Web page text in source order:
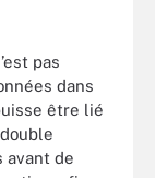
pas
dans
être lié
avant de